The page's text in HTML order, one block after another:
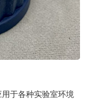
于各种实验室环境